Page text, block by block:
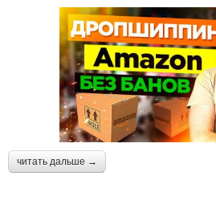
читать дальше →